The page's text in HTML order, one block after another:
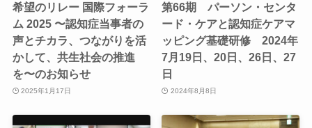
希望のリレー 国際フォーラ
ム 2025 〜認知症当事者の
声とチカラ、つながりを活
かして、共生社会の推進
を〜のお知らせ
2025年1月17日
第66期 パーソン・センタ
ード・ケアと認知症ケアマ
ッピング基礎研修 2024年
7月19日、20日、26日、27
日
2024年8月8日